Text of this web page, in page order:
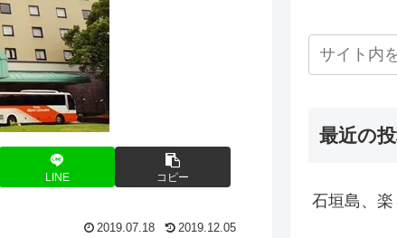
LINE コピー
2019.07.18 2019.12.05
最近の
石垣島、楽